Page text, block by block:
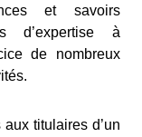
et savoirs
d’expertise à
de nombreux
titulaires d’un